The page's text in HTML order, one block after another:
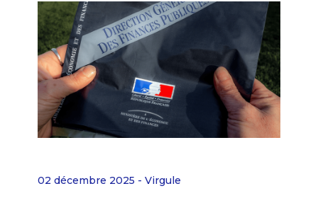
02 décembre 2025 - Virgule